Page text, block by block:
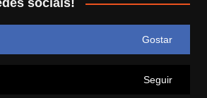
sociais!
Gostar
Seguir